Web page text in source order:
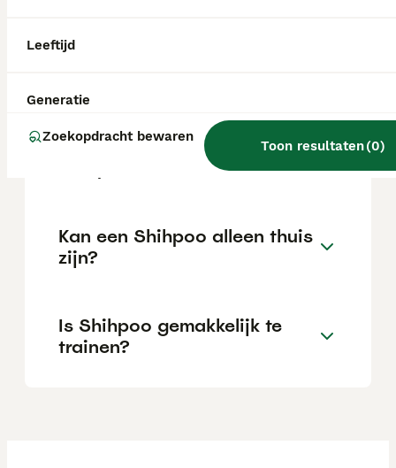
Leeftijd
Generatie
Zoekopdracht bewaren
Toon resultaten(0)
Wat is het karakter van een
Hoeveel jaar leeft een
Kan een Shihpoo alleen thuis
zijn?
Is Shihpoo gemakkelijk te
trainen?